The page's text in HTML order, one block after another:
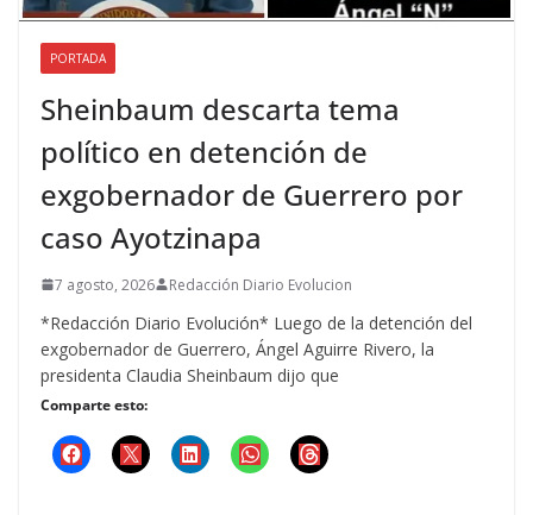
PORTADA
Sheinbaum descarta tema
político en detención de
exgobernador de Guerrero por
caso Ayotzinapa
7 agosto, 2026 Redacción Diario Evolucion
*Redacción Diario Evolución* Luego de la detención del
exgobernador de Guerrero, Ángel Aguirre Rivero, la
presidenta Claudia Sheinbaum dijo que
Comparte esto: